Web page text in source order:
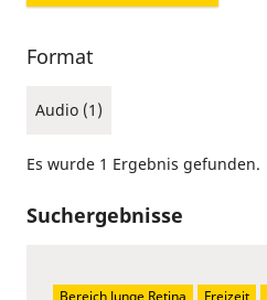
Format
Audio (1)
Es wurde 1 Ergebnis gefunden.
Suchergebnisse
Bereich Junge Retina Freizeit